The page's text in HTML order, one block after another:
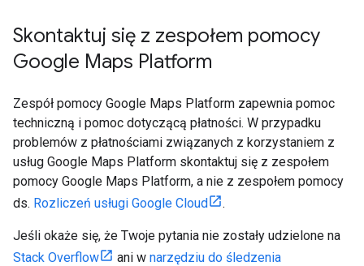
Skontaktuj się z zespołem pomocy
Google Maps Platform
Zespół pomocy Google Maps Platform zapewnia pomoc
techniczną i pomoc dotyczącą płatności. W przypadku
problemów z płatnościami związanych z korzystaniem z
usług Google Maps Platform skontaktuj się z zespołem
pomocy Google Maps Platform, a nie z zespołem pomocy
ds. Rozliczeń usługi Google Cloud .
Jeśli okaże się, że Twoje pytania nie zostały udzielone na
Stack Overflow
ani w narzędziu do śledzenia